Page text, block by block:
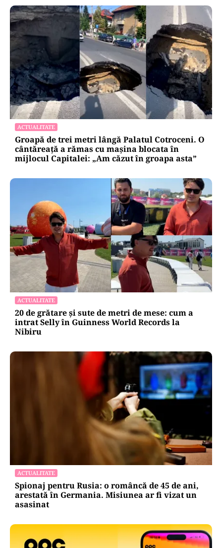
ACTUALITATE
Groapă de trei metri lângă Palatul Cotroceni. O
cântăreață a rămas cu mașina blocata în
mijlocul Capitalei: „Am căzut în groapa asta”
ACTUALITATE
20 de grătare și sute de metri de mese: cum a
intrat Selly în Guinness World Records la
Nibiru
ACTUALITATE
Spionaj pentru Rusia: o româncă de 45 de ani,
arestată în Germania. Misiunea ar fi vizat un
asasinat